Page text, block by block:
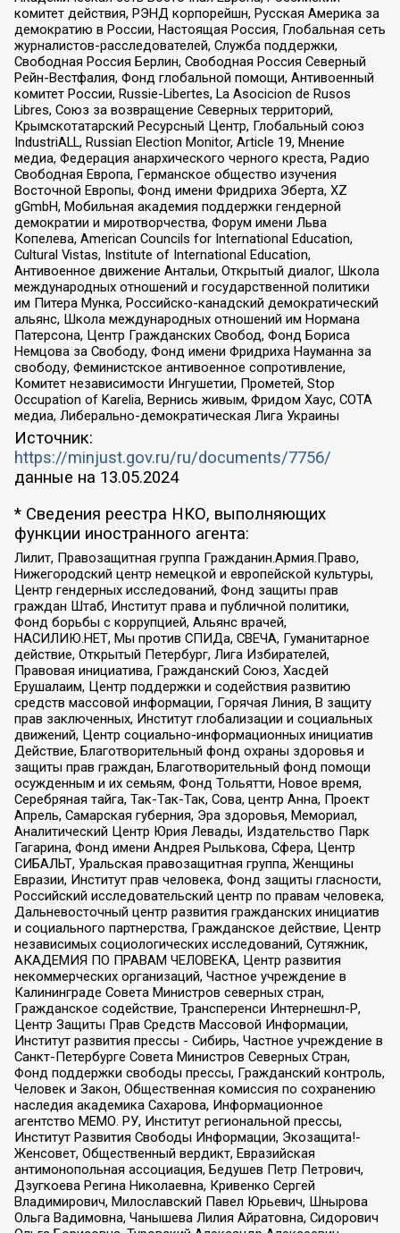
комитет действия, РЭНД корпорейшн, Русская Америка за
демократию в России, Настоящая Россия, Глобальная сеть
журналистов-расследователей, Служба поддержки,
Свободная Россия Берлин, Свободная Россия Северный
Рейн-Вестфалия, Фонд глобальной помощи, Антивоенный
комитет России, Russie-Libertes, La Asocicion de Rusos
Libres, Союз за возвращение Северных территорий,
Крымскотатарский Ресурсный Центр, Глобальный союз
IndustriALL, Russian Election Monitor, Article 19, Мнение
медиа, Федерация анархического черного креста, Радио
Свободная Европа, Германское общество изучения
Восточной Европы, Фонд имени Фридриха Эберта, XZ
gGmbH, Мобильная академия поддержки гендерной
демократии и миротворчества, Форум имени Льва
Копелева, American Councils for International Education,
Cultural Vistas, Institute of International Education,
Антивоенное движение Антальи, Открытый диалог, Школа
международных отношений и государственной политики
им Питера Мунка, Российско-канадский демократический
альянс, Школа международных отношений им Нормана
Патерсона, Центр Гражданских Свобод, Фонд Бориса
Немцова за Свободу, Фонд имени Фридриха Науманна за
свободу, Феминистское антивоенное сопротивление,
Комитет независимости Ингушетии, Прометей, Stop
Occupation of Karelia, Вернись живым, Фридом Хаус, СОТА
медиа, Либерально-демократическая Лига Украины
Источник:
https://minjust.gov.ru/ru/documents/7756/
данные на 13.05.2024
* Сведения реестра НКО, выполняющих
функции иностранного агента:
Лилит, Правозащитная группа Гражданин.Армия.Право,
Нижегородский центр немецкой и европейской культуры,
Центр гендерных исследований, Фонд защиты прав
граждан Штаб, Институт права и публичной политики,
Фонд борьбы с коррупцией, Альянс врачей,
НАСИЛИЮ.НЕТ, Мы против СПИДа, СВЕЧА, Гуманитарное
действие, Открытый Петербург, Лига Избирателей,
Правовая инициатива, Гражданский Союз, Хасдей
Ерушалаим, Центр поддержки и содействия развитию
средств массовой информации, Горячая Линия, В защиту
прав заключенных, Институт глобализации и социальных
движений, Центр социально-информационных инициатив
Действие, Благотворительный фонд охраны здоровья и
защиты прав граждан, Благотворительный фонд помощи
осужденным и их семьям, Фонд Тольятти, Новое время,
Серебряная тайга, Так-Так-Так, Сова, центр Анна, Проект
Апрель, Самарская губерния, Эра здоровья, Мемориал,
Аналитический Центр Юрия Левады, Издательство Парк
Гагарина, Фонд имени Андрея Рылькова, Сфера, Центр
СИБАЛЬТ, Уральская правозащитная группа, Женщины
Евразии, Институт прав человека, Фонд защиты гласности,
Российский исследовательский центр по правам человека,
Дальневосточный центр развития гражданских инициатив
и социального партнерства, Гражданское действие, Центр
независимых социологических исследований, Сутяжник,
АКАДЕМИЯ ПО ПРАВАМ ЧЕЛОВЕКА, Центр развития
некоммерческих организаций, Частное учреждение в
Калининграде Совета Министров северных стран,
Гражданское содействие, Трансперенси Интернешнл-Р,
Центр Защиты Прав Средств Массовой Информации,
Институт развития прессы - Сибирь, Частное учреждение в
Санкт-Петербурге Совета Министров Северных Стран,
Фонд поддержки свободы прессы, Гражданский контроль,
Человек и Закон, Общественная комиссия по сохранению
наследия академика Сахарова, Информационное
агентство МЕМО. РУ, Институт региональной прессы,
Институт Развития Свободы Информации, Экозащита!-
Женсовет, Общественный вердикт, Евразийская
антимонопольная ассоциация, Бедушев Петр Петрович,
Дзугкоева Регина Николаевна, Кривенко Сергей
Владимирович, Милославский Павел Юрьевич, Шнырова
Ольга Вадимовна, Чанышева Лилия Айратовна, Сидорович